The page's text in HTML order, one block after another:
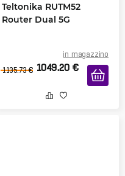
Teltonika RUTM52
Router Dual 5G
in magazzino
1135.73 € 1049.20 €